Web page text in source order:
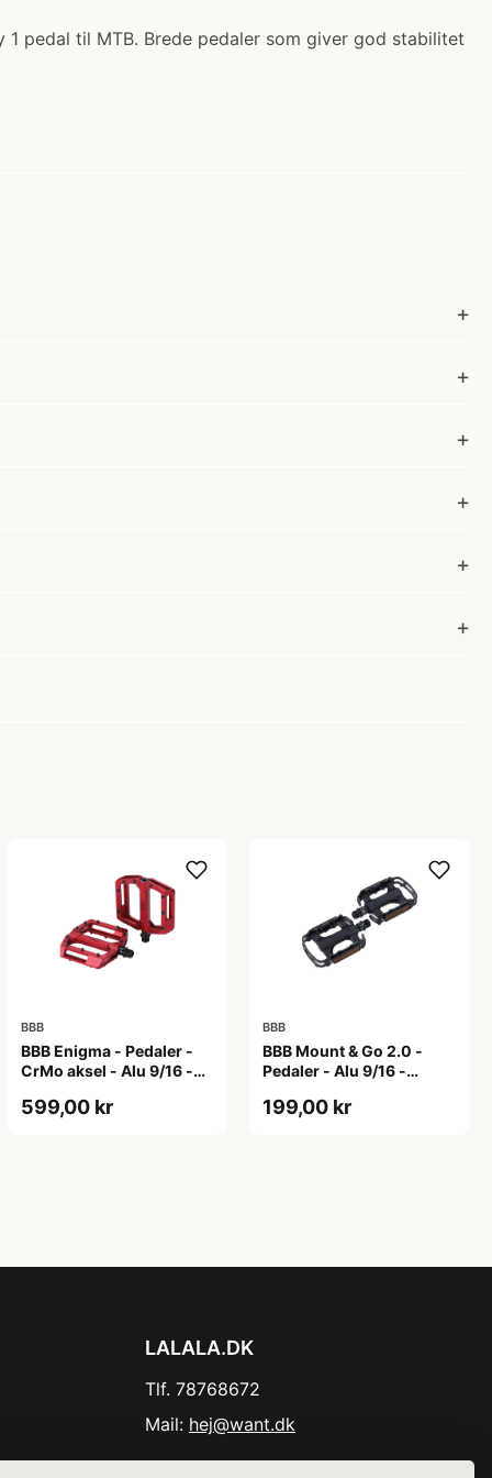
pedal til MTB. Brede pedaler som giver god stabilitet
BBB
BBB Enigma - Pedaler -
CrMo aksel - Alu 9/16 -
599,00 kr
BBB
BBB Mount & Go 2.0 -
Pedaler - Alu 9/16 -
199,00 kr
LALALA.DK
Tlf. 78768672
Mail: hej@want.dk